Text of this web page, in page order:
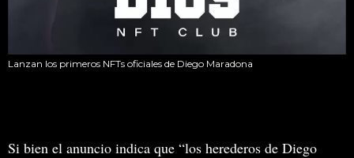
Lanzan los primeros NFTs oficiales de Diego Maradona
Si bien el anuncio indica que “los herederos de Diego